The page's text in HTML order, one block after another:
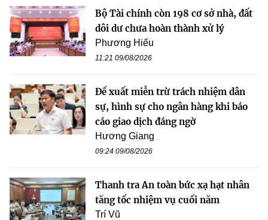
Bộ Tài chính còn 198 cơ sở nhà, đất
dôi dư chưa hoàn thành xử lý
Phương Hiếu
11:21 09/08/2026
Đề xuất miễn trừ trách nhiệm dân
sự, hình sự cho ngân hàng khi báo
cáo giao dịch đáng ngờ
Hương Giang
09:24 09/08/2026
Thanh tra An toàn bức xạ hạt nhân
tăng tốc nhiệm vụ cuối năm
Trí Vũ